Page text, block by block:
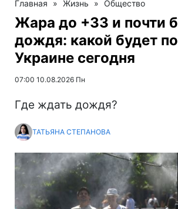
Главная » Жизнь » Общество
Жара до +33 и почти
дождя: какой будет
Украине сегодня
07:00 10.08.2026 Пн
Где ждать дождя?
ТАТЬЯНА СТЕПАНОВА